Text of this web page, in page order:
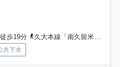
歩19分
久大本線「南久留米」駅 徒歩19分
共下水